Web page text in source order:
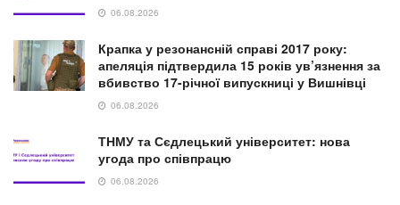
06.08.2026
Крапка у резонансній справі 2017 року:
апеляція підтвердила 15 років ув’язнення за
вбивство 17-річної випускниці у Вишнівці
06.08.2026
ТНМУ та Сєдлецький університет: нова
угода про співпрацю
06.08.2026